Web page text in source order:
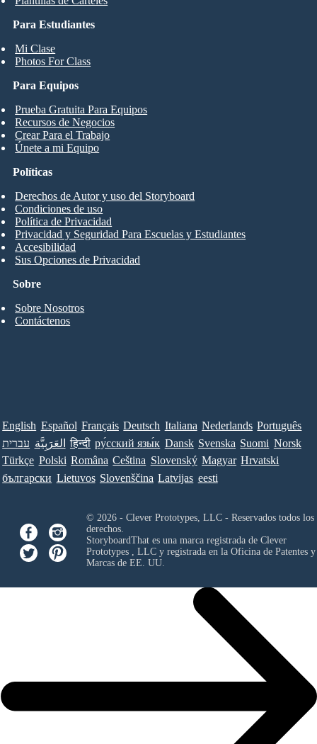
Para Estudiantes
Mi Clase
Photos For Class
Para Equipos
Prueba Gratuita Para Equipos
Recursos de Negocios
Crear Para el Trabajo
Únete a mi Equipo
Sobre
Sobre Nosotros
Contáctenos
Políticas
Derechos de Autor y uso del Storyboard
Condiciones de uso
Política de Privacidad
Privacidad y Seguridad Para Escuelas y Estudiantes
Accesibilidad
Sus Opciones de Privacidad
English Español Français Deutsch Italiana Nederlands Português
עברית العَرَبِيَّة हिन्दी ру́сский язы́к Dansk Svenska Suomi Norsk
Türkçe Polski Româna Ceština Slovenský Magyar Hrvatski
български Lietuvos Slovenščina Latvijas eesti
© 2026 - Clever Prototypes, LLC - Reservados todos los
derechos.
StoryboardThat es una marca registrada de Clever
Prototypes , LLCy registrada en la Oficina de Patentes y
Marcas de EE. UU.